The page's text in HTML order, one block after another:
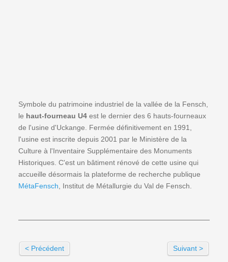
Symbole du patrimoine industriel de la vallée de la Fensch,
le haut-fourneau U4 est le dernier des 6 hauts-fourneaux
de l'usine d'Uckange. Fermée définitivement en 1991,
l'usine est inscrite depuis 2001 par le Ministère de la
Culture à l'Inventaire Supplémentaire des Monuments
Historiques. C'est un bâtiment rénové de cette usine qui
accueille désormais la plateforme de recherche publique
MétaFensch , Institut de Métallurgie du Val de Fensch.
< Précédent Suivant >